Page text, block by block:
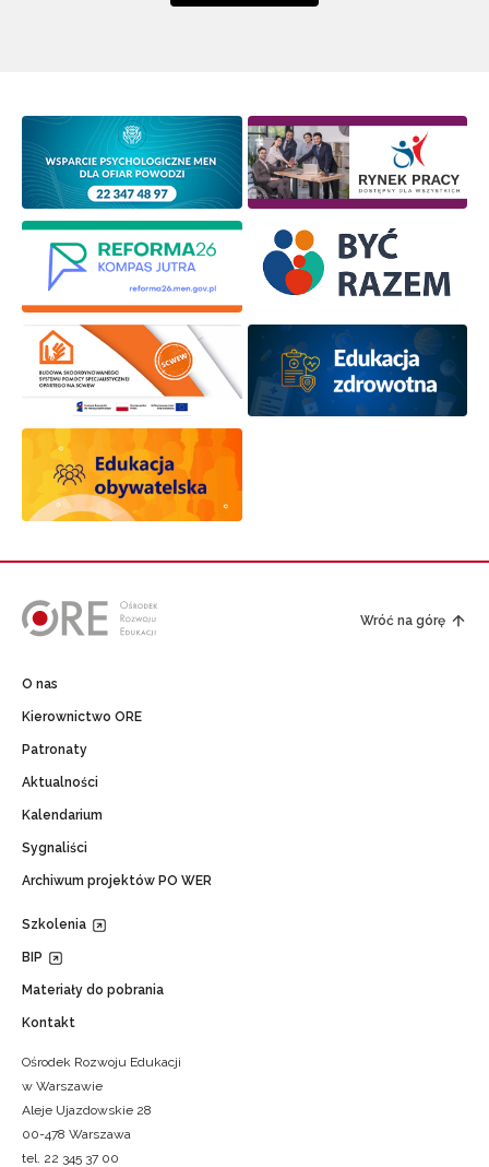
Wróć na górę
O nas
Kierownictwo ORE
Patronaty
Aktualności
Kalendarium
Sygnaliści
Archiwum projektów PO WER
Szkolenia
BIP
Materiały do pobrania
Kontakt
Ośrodek Rozwoju Edukacji
w Warszawie
Aleje Ujazdowskie 28
00-478 Warszawa
tel. 22 345 37 00
osobowych przez ORE w celach marketingowych.